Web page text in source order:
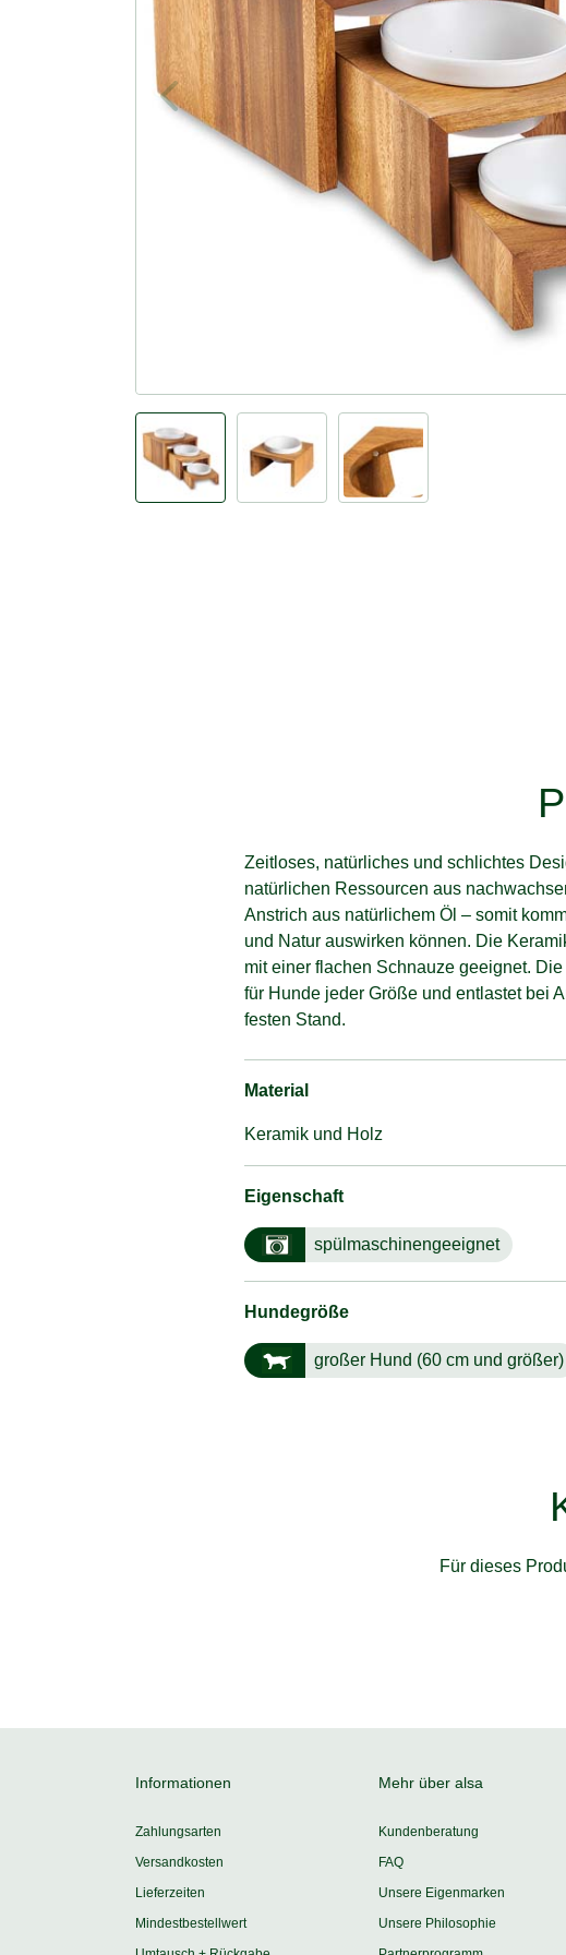
Zeitloses, natürliches und schlichtes
natürlichen Ressourcen aus
Anstrich aus natürlichem Öl – somit
und Natur auswirken können. Die
mit einer flachen Schnauze geeignet.
für Hunde jeder Größe und entlastet bei
festen Stand.
Material
Keramik und Holz
Eigenschaft
spülmaschinengeeignet
Hundegröße
großer Hund (60 cm und größer)
Für dieses
Informationen
Zahlungsarten
Versandkosten
Lieferzeiten
Mindestbestellwert
Mehr über alsa
Kundenberatung
FAQ
Unsere Eigenmarken
Unsere Philosophie